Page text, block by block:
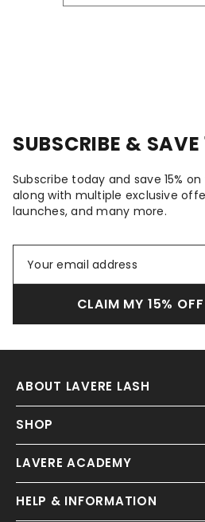
SUBSCRIBE & SAVE
Subscribe today and save 15%
along with multiple exclusive
launches, and many more.
CLAIM MY 15%
ABOUT LAVERE LASH
SHOP
LAVERE ACADEMY
HELP & INFORMATION